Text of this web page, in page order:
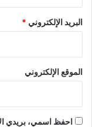
البريد الإلكتروني *
الموقع الإلكتروني
احفظ اسمي، بريدي